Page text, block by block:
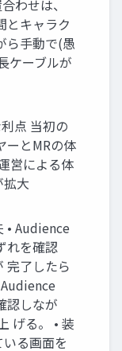
わせは、
とキャラク
ら手動で(愚
ケーブルが
点 当初の
ーとMRの体
営による体
大
• Audience
れを確認
完了したら
認しなが
げる。 • 装
る画面を